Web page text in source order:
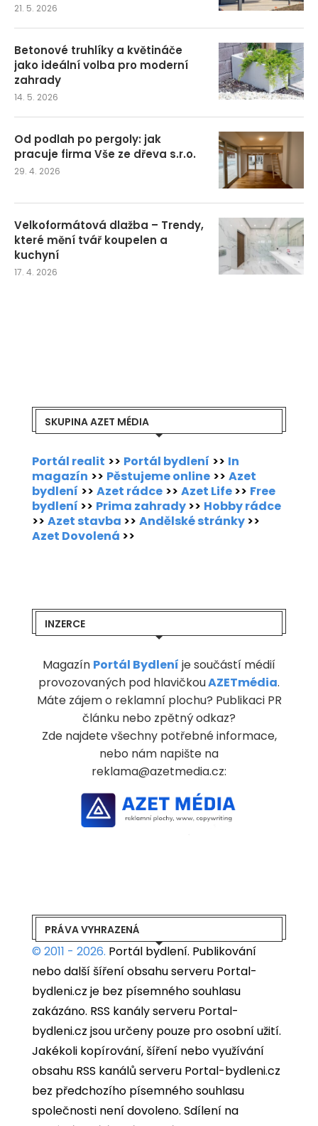
21. 5. 2026
Betonové truhlíky a květináče
jako ideální volba pro moderní
zahrady
14. 5. 2026
Od podlah po pergoly: jak
pracuje firma Vše ze dřeva s.r.o.
29. 4. 2026
Velkoformátová dlažba – Trendy,
které mění tvář koupelen a
kuchyní
17. 4. 2026
SKUPINA AZET MÉDIA
Portál realit >> Portál bydlení >> In
magazín >> Pěstujeme online >> Azet
bydlení >> Azet rádce >> Azet Life>> Free
bydlení >> Prima zahrady>> Hobby rádce
>> Azet stavba >> Andělské stránky>>
Azet Dovolená >>
INZERCE
Magazín Portál Bydlení je součástí médií
provozovaných pod hlavičkouAZETmédia.
Máte zájem o reklamní plochu? Publikaci PR
článku nebo zpětný odkaz?
Zde najdete všechny potřebné informace,
nebo nám napište na
reklama@azetmedia.cz:
PRÁVA VYHRAZENÁ
© 2011 - 2026. Portál bydlení. Publikování
nebo další šíření obsahu serveru Portal-
bydleni.cz je bez písemného souhlasu
zakázáno. RSS kanály serveru Portal-
bydleni.cz jsou určeny pouze pro osobní užití.
Jakékoli kopírování, šíření nebo využívání
obsahu RSS kanálů serveru Portal-bydleni.cz
bez předchozího písemného souhlasu
společnosti není dovoleno. Sdílení na